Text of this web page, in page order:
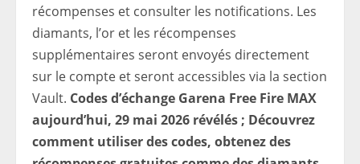
récompenses et consulter les notifications. Les
diamants, l’or et les récompenses
supplémentaires seront envoyés directement
sur le compte et seront accessibles via la section
Vault. Codes d’échange Garena Free Fire MAX
aujourd’hui, 29 mai 2026 révélés ; Découvrez
comment utiliser des codes, obtenez des